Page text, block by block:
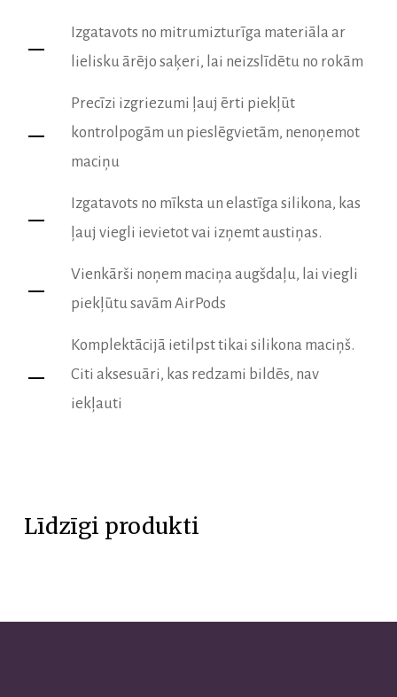
Izgatavots no mitrumizturīga materiāla ar
lielisku ārējo saķeri, lai neizslīdētu no rokām
Precīzi izgriezumi ļauj ērti piekļūt
kontrolpogām un pieslēgvietām, nenoņemot
maciņu
Izgatavots no mīksta un elastīga silikona, kas
ļauj viegli ievietot vai izņemt austiņas.
Vienkārši noņem maciņa augšdaļu, lai viegli
piekļūtu savām AirPods
Komplektācijā ietilpst tikai silikona maciņš.
Citi aksesuāri, kas redzami bildēs, nav
iekļauti
Līdzīgi produkti